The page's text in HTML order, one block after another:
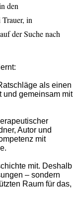
den
in
der Suche nach
als einen
und gemeinsam mit
Autor und
mit
mit. Deshalb
– sondern
Raum für das,